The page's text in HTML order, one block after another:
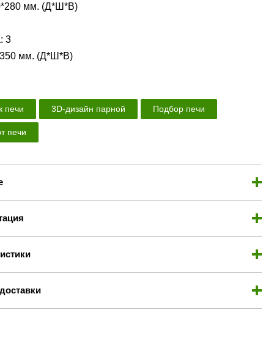
мм. (Д*Ш*В)
3
мм. (Д*Ш*В)
печи 3D-дизайн парной Подбор печи
печи